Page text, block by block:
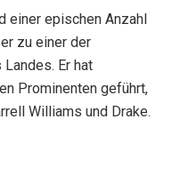
einer epischen Anzahl
zu einer der
Er hat
Prominenten geführt,
Williams und Drake.